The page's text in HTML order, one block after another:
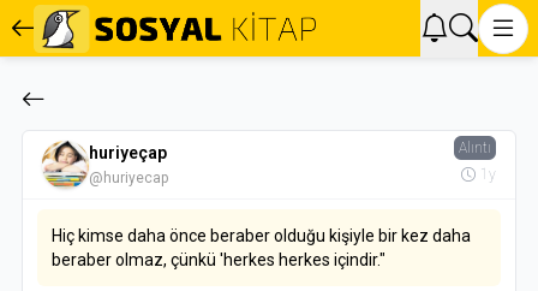
huriyeçap
@huriyecap
Alıntı
1y
Hiç kimse daha önce beraber olduğu kişiyle bir kez daha
beraber olmaz, çünkü 'herkes herkes içindir."